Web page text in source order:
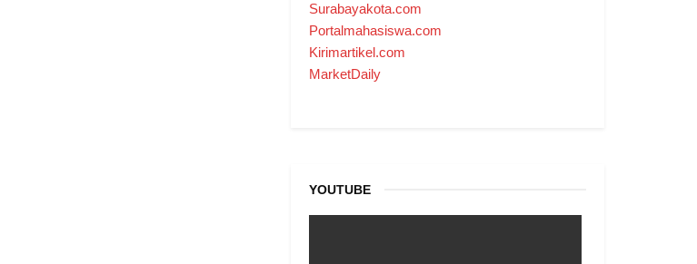
Surabayakota.com
Portalmahasiswa.com
Kirimartikel.com
MarketDaily
YOUTUBE